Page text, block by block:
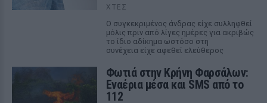
ΧΤΕΣ
Ο συγκεκριμένος άνδρας είχε συλληφθεί
μόλις πριν από λίγες ημέρες για ακριβώς
το ίδιο αδίκημα ωστόσο στη
συνέχεια είχε αφεθεί ελεύθερος
Φωτιά στην Κρήνη Φαρσάλων:
Εναέρια μέσα και SMS από το
112